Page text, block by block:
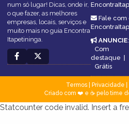
num só lugar! Dicas, onde ir,
o que fazer, as melhores
empresas, locais, serviços e
muito mais no guia Encontra
Itapetininga.
Fale com
ANUNCIE:
Com
destaque |
Grátis
Termos| Privacidade
Criado com ❤️ e ☕ pelo time
Statcounter code invalid. Insert a